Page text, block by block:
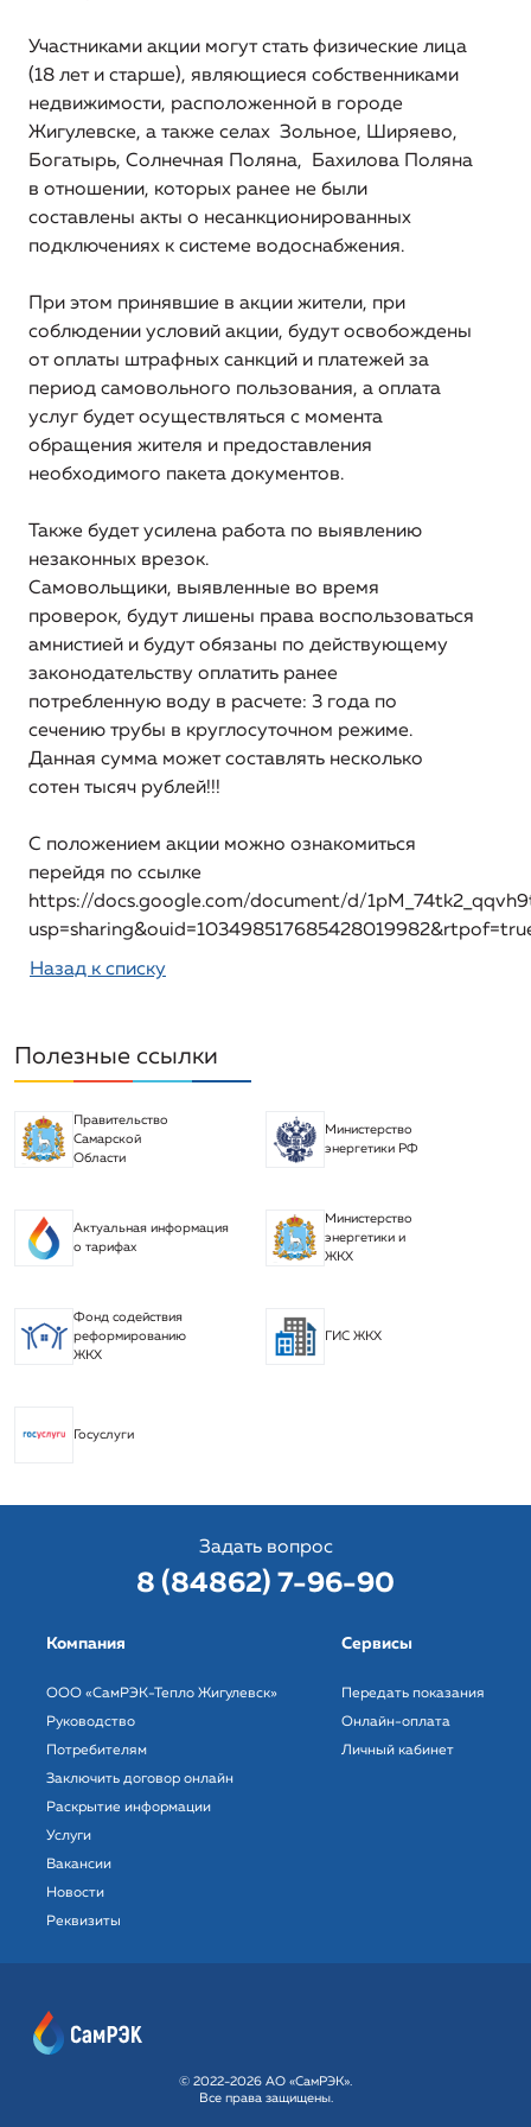
производственных затрат (в части регулируемых
видов деятельности)
Информация о способах приобретения, стоимости и
объемах товаров, необходимых для производства
регулируемых товаров и (или) оказания регулируемых
услуг регулируемой организацией
Информация об инвестиционных программах
реализации
Информация о ценах (тарифах) на регулируемые
товары (услуги)
Информация о наличии (отсутствии) технической
возможности подключения (технологического
присоединения) к системе теплоснабжения, а также о
подключение (технологическое присоединение) к
системе теплоснабжения
Информация о порядке выполнения
технологических, технических и других мероприятий,
связанных с подключением (технологическим
присоединением)
Информация о предложении регулируемой
организации об установлении цен (тарифов) в сфере
теплоснабжения
Участниками акции могут стать физические лица
(18 лет и старше), являющиеся собственниками
недвижимости, расположенной в городе
Жигулевске, а также селах Зольное, Ширяево,
Богатырь, Солнечная Поляна, Бахилова Поляна
в отношении, которых ранее не были
составлены акты о несанкционированных
подключениях к системе водоснабжения.
При этом принявшие в акции жители, при
соблюдении условий акции, будут освобождены
от оплаты штрафных санкций и платежей за
период самовольного пользования, а оплата
услуг будет осуществляться с момента
обращения жителя и предоставления
необходимого пакета документов.
Также будет усилена работа по выявлению
незаконных врезок.
Самовольщики, выявленные во время
проверок, будут лишены права воспользоваться
амнистией и будут обязаны по действующему
законодательству оплатить ранее
потребленную воду в расчете: 3 года по
сечению трубы в круглосуточном режиме.
Данная сумма может составлять несколько
сотен тысяч рублей!!!
С положением акции можно ознакомиться
перейдя по ссылке
https://docs.google.com/document/d/
Назад к списку
Полезные ссылки
Правительство
Самарской
Области
Министерство
энергетики РФ
Актуальная информация
о тарифах
Министерство
энергетики и
ЖКХ
Фонд содействия
реформированию
ЖКХ
ГИС ЖКХ
Госуслуги
Задать вопрос
8 (84862) 7-96-90
Компания
ООО «СамРЭК-Тепло Жигулевск»
Руководство
Потребителям
Заключить договор онлайн
Раскрытие информации
Услуги
Вакансии
Новости
Реквизиты
Сервисы
Передать показания
Онлайн-оплата
Личный кабинет
© 2022-2026 АО «СамРЭК».
Все права защищены.